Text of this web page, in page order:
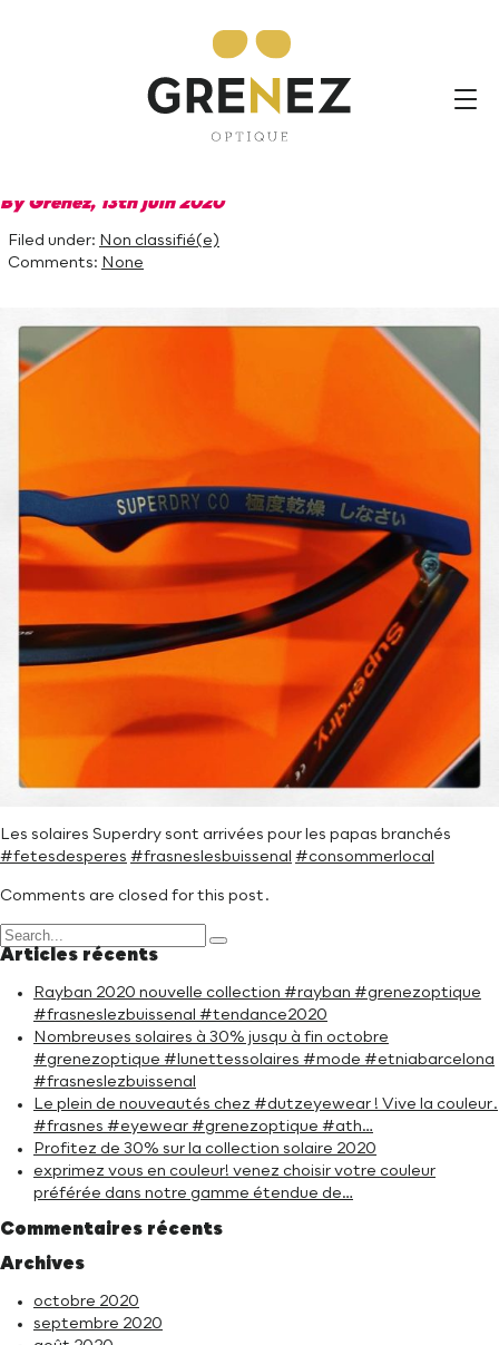
arrivées pour les papas
branchés #fetesdesperes
#frasneslesbuissenal
#consommerlocal
By Grenez, 13th juin 2020
Filed under: Non classifié(e)
Comments: None
Les solaires Superdry sont arrivées pour les papas branchés
#fetesdesperes #frasneslesbuissenal #consommerlocal
Comments are closed for this post.
Articles récents
Rayban 2020 nouvelle collection #rayban #grenezoptique
#frasneslezbuissenal #tendance2020
Nombreuses solaires à 30% jusqu à fin octobre
#grenezoptique #lunettessolaires #mode #etniabarcelona
#frasneslezbuissenal
Le plein de nouveautés chez #dutzeyewear ! Vive la couleur.
#frasnes #eyewear #grenezoptique #ath…
Profitez de 30% sur la collection solaire 2020
exprimez vous en couleur! venez choisir votre couleur
préférée dans notre gamme étendue de…
Commentaires récents
Archives
octobre 2020
septembre 2020